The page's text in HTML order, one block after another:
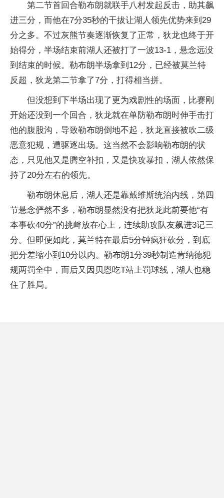
第二节首回合勒布朗就联手八村发起反击，助其飙
进三分，而他在7分35秒的干拔让湖人领先优势来到29
分之多。不过灰熊节奏逐渐恢复了正常，狄龙也终于开
始得分，半场结束前湖人还被打了一波13-1，悬念远没
到结束的时候。勒布朗半场拿到12分，已经被莫兰特
反超，狄龙第二节拿了7分，打得相当拼。
但没想到下半场出现了更为戏剧性的场面，比赛刚
开始还没到一个回合，狄龙就在单防勒布朗时伸手击打
他的腹股沟，导致勒布朗倒地不起，狄龙直接被吹二级
恶意犯规，遭驱逐出场。这当然不会影响勒布朗的状
态，只见他又是腾空补扣，又是快攻暴扣，湖人依然保
持了20分左右的领先。
勒布朗休息后，湖人还是靠戴维斯统治内线，第四
节悬念俨然不多，勒布朗显然没有把狄龙此前要他“有
本事砍40分”的挑衅放在心上，连续助攻队友飙进3记三
分。但即便如此，莫兰特在最后5分钟疯狂砍分，到底
把分差缩小到10分以内。勒布朗1分39秒制造肯纳德犯
规两罚全中，而后又因贝恩吃T站上罚球线，湖人也稳
住了胜局。